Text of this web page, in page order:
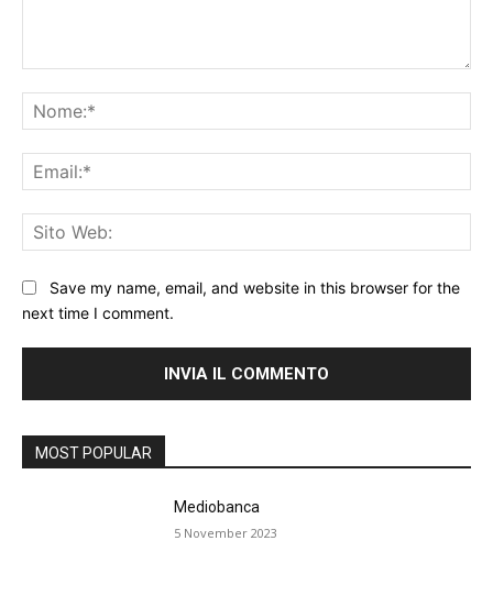
Save my name, email, and website in this browser for the
next time I comment.
MOST POPULAR
Mediobanca
5 November 2023